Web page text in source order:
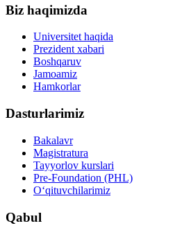
Biz haqimizda
Universitet haqida
Prezident xabari
Boshqaruv
Jamoamiz
Hamkorlar
Dasturlarimiz
Bakalavr
Magistratura
Tayyorlov kurslari
Pre-Foundation (PHL)
O‘qituvchilarimiz
Qabul